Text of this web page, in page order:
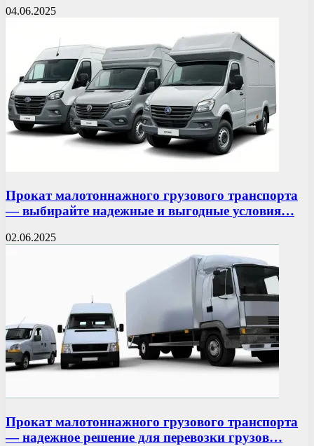
04.06.2025
Прокат малотоннажного грузового транспорта
— выбирайте надежные и выгодные условия…
02.06.2025
Прокат малотоннажного грузового транспорта
— надежное решение для перевозки грузов…